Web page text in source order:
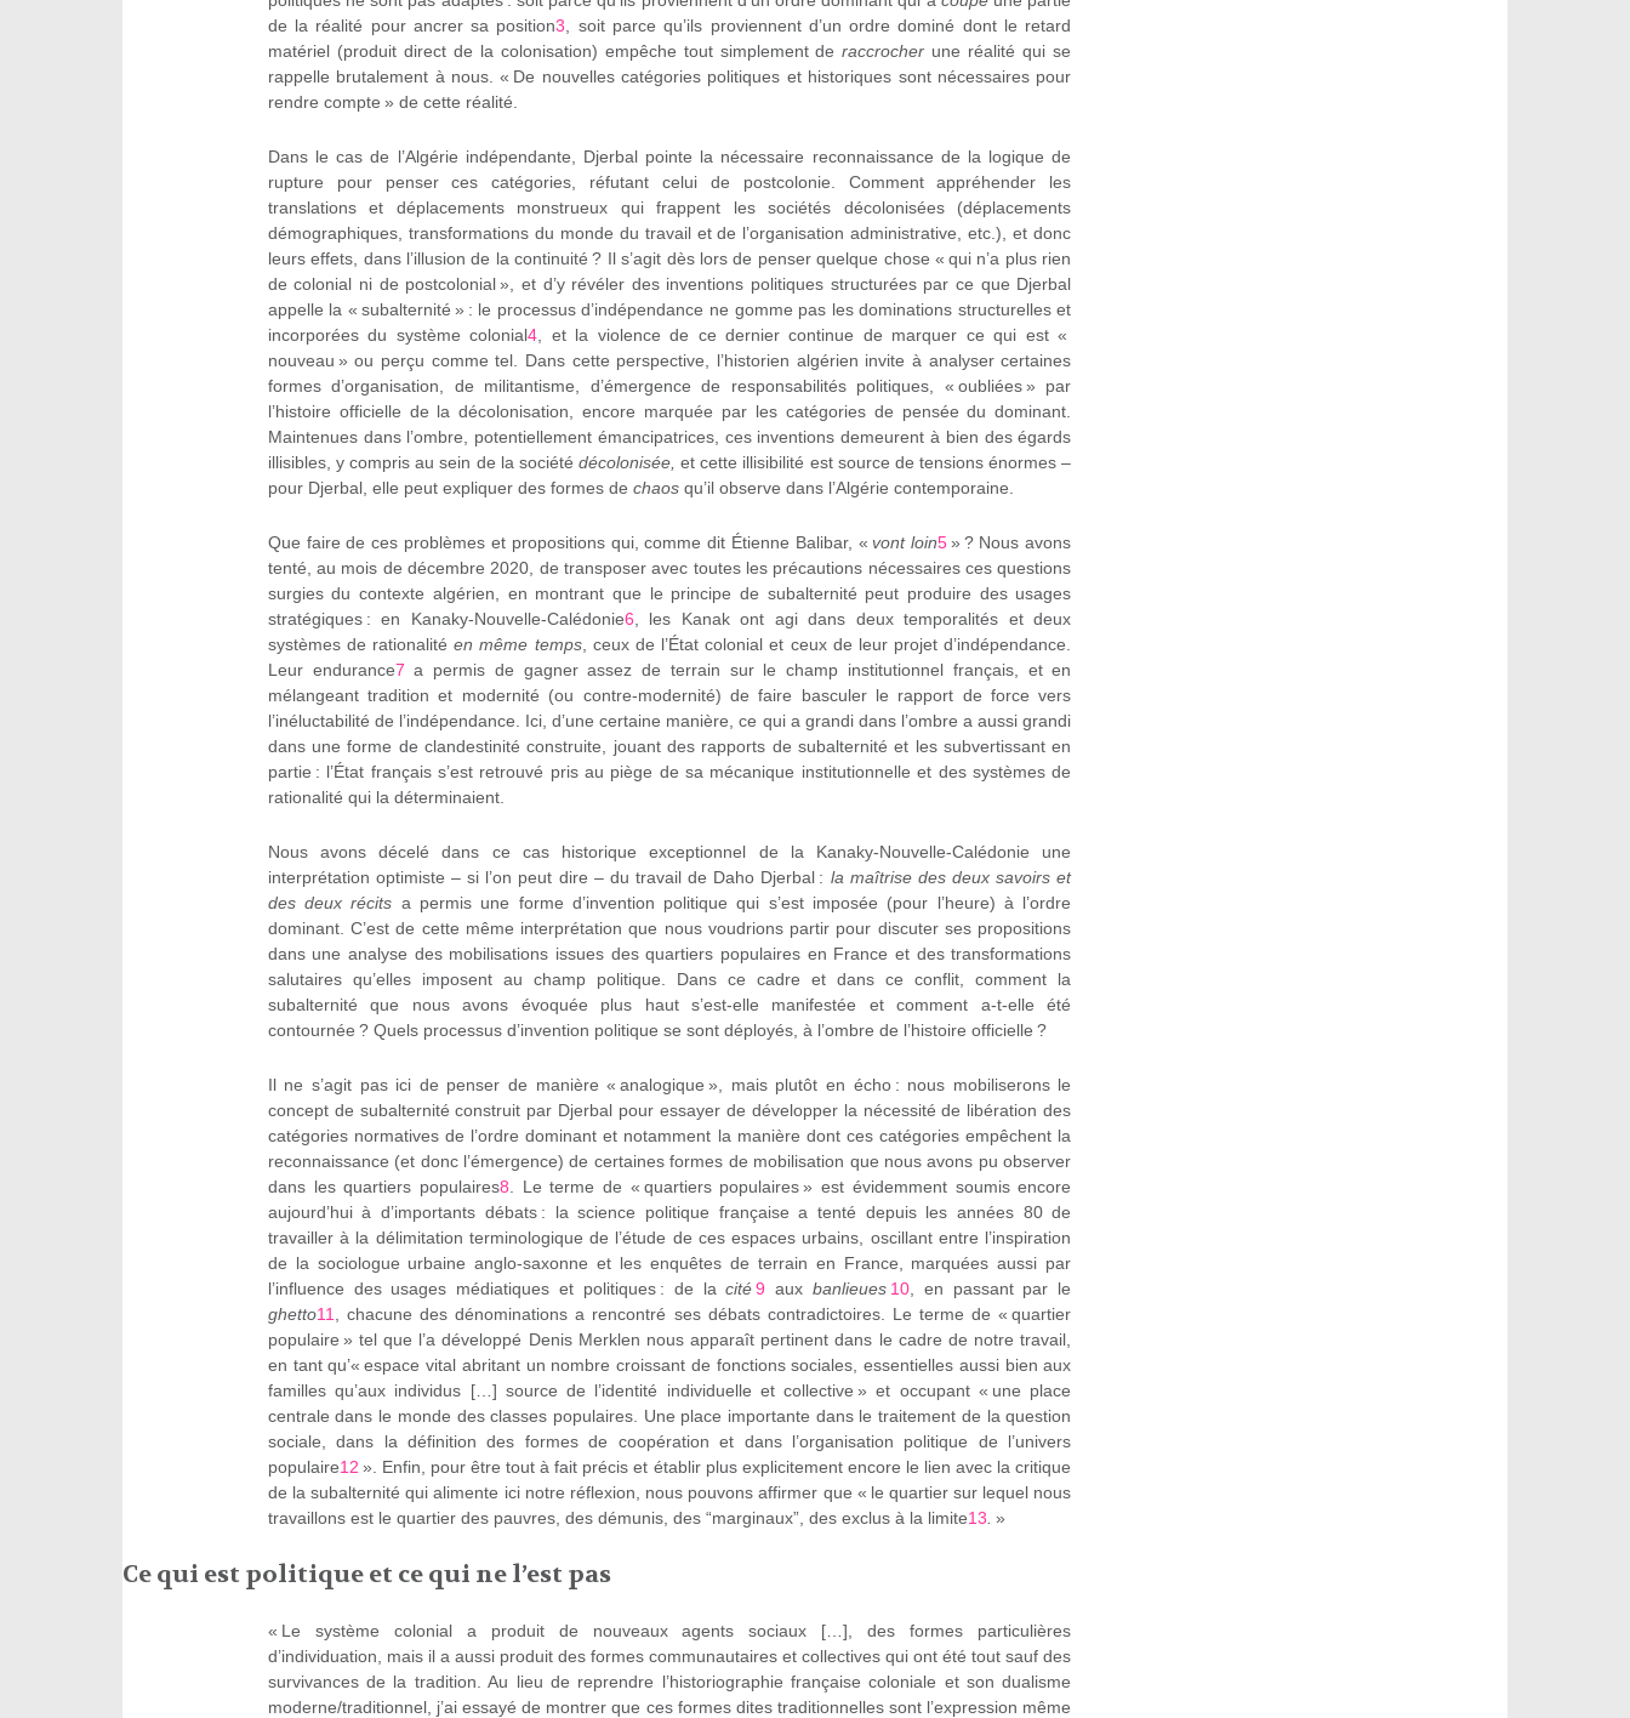
de la réalité pour ancrer sa position3 , soit parce qu’ils proviennent d’un ordre dominé dont le retard
matériel (produit direct de la colonisation) empêche tout simplement deraccrocher une réalité qui se
rappelle brutalement à nous. « De nouvelles catégories politiques et historiques sont nécessaires pour
rendre compte » de cette réalité.
Dans le cas de l’Algérie indépendante, Djerbal pointe la nécessaire reconnaissance de la logique de
rupture pour penser ces catégories, réfutant celui de postcolonie. Comment appréhender les
translations et déplacements monstrueux qui frappent les sociétés décolonisées (déplacements
démographiques, transformations du monde du travail et de l’organisation administrative, etc.), et donc
leurs effets, dans l’illusion de la continuité ? Il s’agit dès lors de penser quelque chose « qui n’a plus rien
de colonial ni de postcolonial », et d’y révéler des inventions politiques structurées par ce que Djerbal
appelle la « subalternité » : le processus d’indépendance ne gomme pas les dominations structurelles et
incorporées du système colonial4 , et la violence de ce dernier continue de marquer ce qui est «
nouveau » ou perçu comme tel. Dans cette perspective, l’historien algérien invite à analyser certaines
formes d’organisation, de militantisme, d’émergence de responsabilités politiques, « oubliées » par
l’histoire officielle de la décolonisation, encore marquée par les catégories de pensée du dominant.
Maintenues dans l’ombre, potentiellement émancipatrices, ces inventions demeurent à bien des égards
illisibles, y compris au sein de la société décolonisée, et cette illisibilité est source de tensions énormes –
pour Djerbal, elle peut expliquer des formes de chaosqu’il observe dans l’Algérie contemporaine.
Que faire de ces problèmes et propositions qui, comme dit Étienne Balibar, « vont loin5» ? Nous avons
tenté, au mois de décembre 2020, de transposer avec toutes les précautions nécessaires ces questions
surgies du contexte algérien, en montrant que le principe de subalternité peut produire des usages
stratégiques : en Kanaky-Nouvelle-Calédonie6 , les Kanak ont agi dans deux temporalités et deux
systèmes de rationalitéen même temps, ceux de l’État colonial et ceux de leur projet d’indépendance.
Leur endurance7 a permis de gagner assez de terrain sur le champ institutionnel français, et en
mélangeant tradition et modernité (ou contre-modernité) de faire basculer le rapport de force vers
l’inéluctabilité de l’indépendance. Ici, d’une certaine manière, ce qui a grandi dans l’ombre a aussi grandi
dans une forme de clandestinité construite, jouant des rapports de subalternité et les subvertissant en
partie : l’État français s’est retrouvé pris au piège de sa mécanique institutionnelle et des systèmes de
rationalité qui la déterminaient.
Nous avons décelé dans ce cas historique exceptionnel de la Kanaky-Nouvelle-Calédonie une
interprétation optimiste – si l’on peut dire – du travail de Daho Djerbal : la maîtrise des deux savoirs et
des deux récits a permis une forme d’invention politique qui s’est imposée (pour l’heure) à l’ordre
dominant. C’est de cette même interprétation que nous voudrions partir pour discuter ses propositions
dans une analyse des mobilisations issues des quartiers populaires en France et des transformations
salutaires qu’elles imposent au champ politique. Dans ce cadre et dans ce conflit, comment la
subalternité que nous avons évoquée plus haut s’est-elle manifestée et comment a-t-elle été
contournée ? Quels processus d’invention politique se sont déployés, à l’ombre de l’histoire officielle ?
Il ne s’agit pas ici de penser de manière « analogique », mais plutôt en écho : nous mobiliserons le
concept de subalternité construit par Djerbal pour essayer de développer la nécessité de libération des
catégories normatives de l’ordre dominant et notamment la manière dont ces catégories empêchent la
reconnaissance (et donc l’émergence) de certaines formes de mobilisation que nous avons pu observer
dans les quartiers populaires8 . Le terme de « quartiers populaires » est évidemment soumis encore
aujourd’hui à d’importants débats : la science politique française a tenté depuis les années 80 de
travailler à la délimitation terminologique de l’étude de ces espaces urbains, oscillant entre l’inspiration
de la sociologue urbaine anglo-saxonne et les enquêtes de terrain en France, marquées aussi par
l’influence des usages médiatiques et politiques : de lacité9 aux banlieues 10 , en passant par le
ghetto11
, chacune des dénominations a rencontré ses débats contradictoires. Le terme de « quartier
populaire » tel que l’a développé Denis Merklen nous apparaît pertinent dans le cadre de notre travail,
en tant qu’« espace vital abritant un nombre croissant de fonctions sociales, essentielles aussi bien aux
familles qu’aux individus […] source de l’identité individuelle et collective » et occupant « une place
centrale dans le monde des classes populaires. Une place importante dans le traitement de la question
sociale, dans la définition des formes de coopération et dans l’organisation politique de l’univers
populaire12 ». Enfin, pour être tout à fait précis et établir plus explicitement encore le lien avec la critique
de la subalternité qui alimente ici notre réflexion, nous pouvons affirmer que « le quartier sur lequel nous
travaillons est le quartier des pauvres, des démunis, des “marginaux”, des exclus à la limite13 »
Ce qui est politique et ce qui ne l’est pas
« Le système colonial a produit de nouveaux agents sociaux […], des formes particulières
d’individuation, mais il a aussi produit des formes communautaires et collectives qui ont été tout sauf des
survivances de la tradition. Au lieu de reprendre l’historiographie française coloniale et son dualisme
moderne/traditionnel, j’ai essayé de montrer que ces formes dites traditionnelles sont l’expression même